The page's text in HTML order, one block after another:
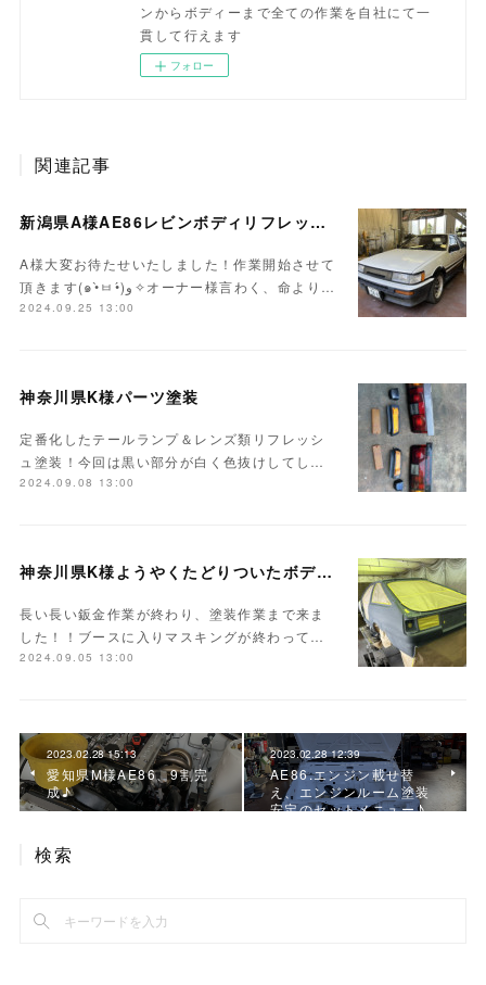
ンからボディーまで全ての作業を自社にて一
貫して行えます
フォロー
関連記事
新潟県A様AE86レビンボディリフレッシュ作業開始！！
A様大変お待たせいたしました！作業開始させて
頂きます(๑•̀ㅂ•́)و✧オーナー様言わく、命より…
2024.09.25 13:00
神奈川県K様パーツ塗装
定番化したテールランプ＆レンズ類リフレッシ
ュ塗装！今回は黒い部分が白く色抜けしてし…
2024.09.08 13:00
神奈川県K様ようやくたどりついたボディ塗装
長い長い鈑金作業が終わり、塗装作業まで来ま
した！！ブースに入りマスキングが終わって…
2024.09.05 13:00
2023.02.28 15:13
愛知県M様AE86、9割完
成♪
2023.02.28 12:39
AE86.エンジン載せ替
え、エンジンルーム塗装
安定のセットメニュー♪
検索